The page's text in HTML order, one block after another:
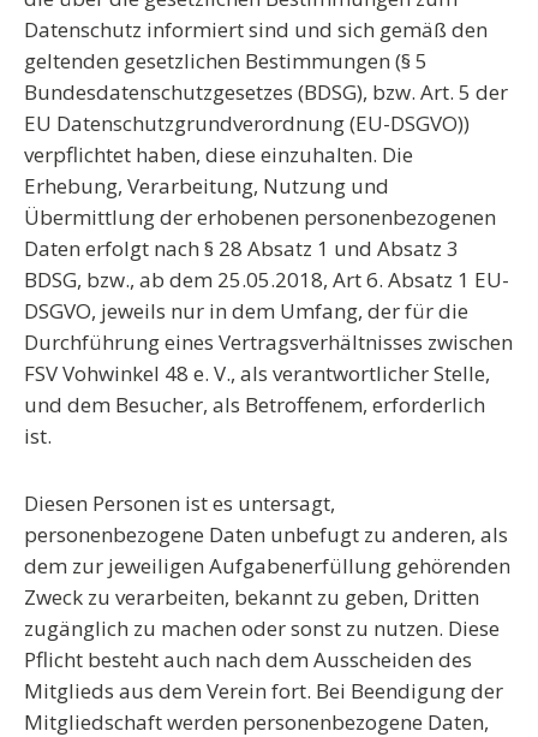
Datenschutz informiert sind und sich gemäß den
geltenden gesetzlichen Bestimmungen (§ 5
Bundesdatenschutzgesetzes (BDSG), bzw. Art. 5 der
EU Datenschutzgrundverordnung (EU-DSGVO))
verpflichtet haben, diese einzuhalten. Die
Erhebung, Verarbeitung, Nutzung und
Übermittlung der erhobenen personenbezogenen
Daten erfolgt nach § 28 Absatz 1 und Absatz 3
BDSG, bzw., ab dem 25.05.2018, Art 6. Absatz 1 EU-
DSGVO, jeweils nur in dem Umfang, der für die
Durchführung eines Vertragsverhältnisses zwischen
FSV Vohwinkel 48 e. V., als verantwortlicher Stelle,
und dem Besucher, als Betroffenem, erforderlich
ist.
Diesen Personen ist es untersagt,
personenbezogene Daten unbefugt zu anderen, als
dem zur jeweiligen Aufgabenerfüllung gehörenden
Zweck zu verarbeiten, bekannt zu geben, Dritten
zugänglich zu machen oder sonst zu nutzen. Diese
Pflicht besteht auch nach dem Ausscheiden des
Mitglieds aus dem Verein fort. Bei Beendigung der
Mitgliedschaft werden personenbezogene Daten,